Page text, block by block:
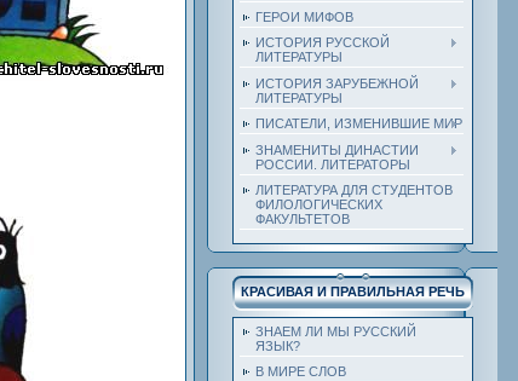
ГЕРОИ МИФОВ
ИСТОРИЯ РУССКОЙ
ЛИТЕРАТУРЫ
ИСТОРИЯ ЗАРУБЕЖНОЙ
ЛИТЕРАТУРЫ
ПИСАТЕЛИ, ИЗМЕНИВШИЕ МИР
ЗНАМЕНИТЫ ДИНАСТИИ
РОССИИ. ЛИТЕРАТОРЫ
ЛИТЕРАТУРА ДЛЯ СТУДЕНТОВ
ФИЛОЛОГИЧЕСКИХ
ФАКУЛЬТЕТОВ
КРАСИВАЯ И ПРАВИЛЬНАЯ РЕЧЬ
ЗНАЕМ ЛИ МЫ РУССКИЙ
ЯЗЫК?
В МИРЕ СЛОВ